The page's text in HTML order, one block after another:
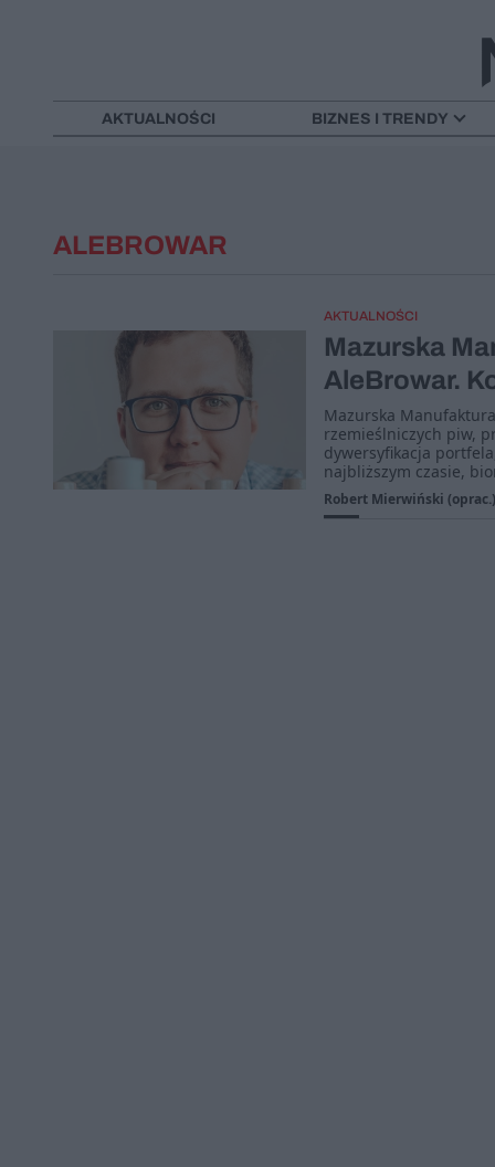
AKTUALNOŚCI BIZNES I TRENDY
ALEBROWAR
AKTUALNOŚCI
Mazurska
AleBrowar.
Mazurska
rzemieślniczych piw,
dywersyfikacja
najbliższym czasie,
Robert Mierwiński (oprac.)